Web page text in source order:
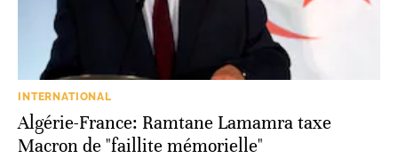
INTERNATIONAL
Algérie-France: Ramtane Lamamra taxe
Macron de "faillite mémorielle"